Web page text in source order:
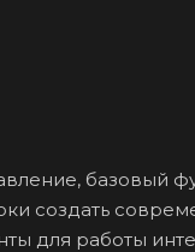
базовый
создать
для работы